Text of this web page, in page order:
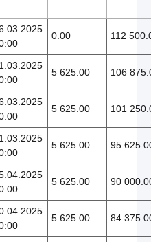
0.00 112
5 625.00 106
5 625.00 101
5 625.00 95
5 625.00 90
5 625.00 84